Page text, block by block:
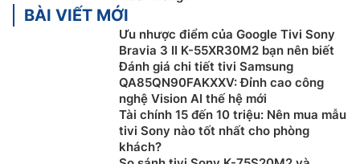
Công nghệ Dimming Pro:Công nghệ làm mờ chuyên
nghiệp sử dụng thuật toán học sâu mạnh mẽ cho
những hình ảnh sắc nét và nguyên bản nhất bằng cách
tạo nên các vùng làm mờ trên màn hình.
BÀI VIẾT MỚI
Ưu nhược điểm của Google Tivi Sony
Bravia 3 II K-55XR30M2 bạn nên biết
Đánh giá chi tiết tivi Samsung
QA85QN90FAKXXV: Đỉnh cao công
nghệ Vision AI thế hệ mới
Tài chính 15 đến 10 triệu: Nên mua mẫu
tivi Sony nào tốt nhất cho phòng
khách?